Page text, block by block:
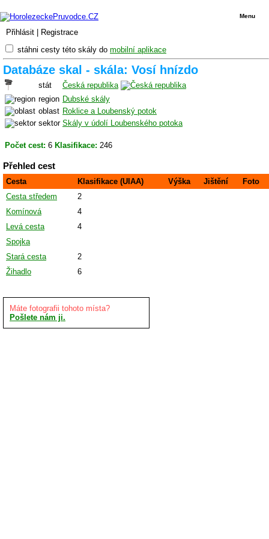
Přihlásit Registrace
Menu
stáhni cesty této skály do mobilní aplikace
Databáze skal - skála: Vosí hnízdo
stát
Česká republika
region Dubské skály
oblast Roklice a Loubenský potok
sektor Skály v údolí Loubenského potoka
Počet cest: 6 Klasifikace: 246
Přehled cest
Cesta Klasifikace (UIAA) Výška Jištění
Foto
Cesta středem
2
Komínová
4
Levá cesta
4
Spojka
Stará cesta
2
Žihadlo
6
Máte fotografii tohoto místa?
Pošlete nám ji.